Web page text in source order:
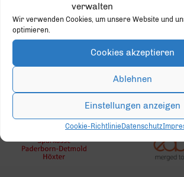
verwalten
Wir verwenden Cookies, um unsere Website und
optimieren.
Cookies akzeptieren
Ablehnen
Einstellungen anzeigen
Cookie-RichtlinieDatenschutz
GOLD PARTNER